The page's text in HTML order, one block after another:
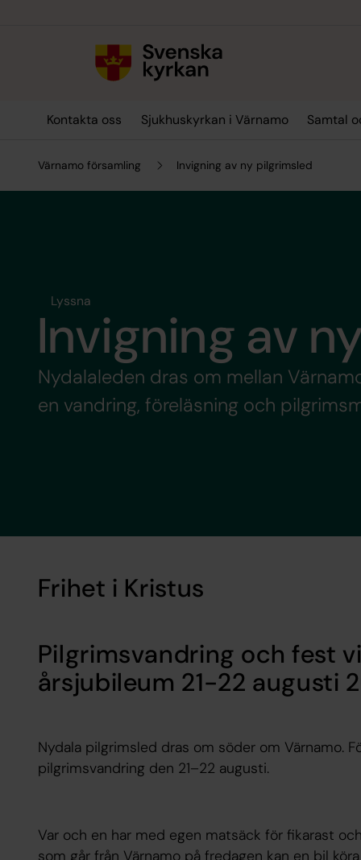
Kontakta oss Sjukhuskyrkan i Värnamo Samtal
Värnamo församling Invigning av ny pilgrimsled
Lyssna
Invigning av
Nydalaleden dras om mellan
en vandring, föreläsning och
Frihet i Kristus
Pilgrimsvandring och fest
årsjubileum 21-22 augusti
Nydala pilgrimsled dras om söder om Värnamo.
pilgrimsvandring den 21–22 augusti.
Var och en har med egen matsäck för fikarast
som går från Värnamo på fredagen kan en bil